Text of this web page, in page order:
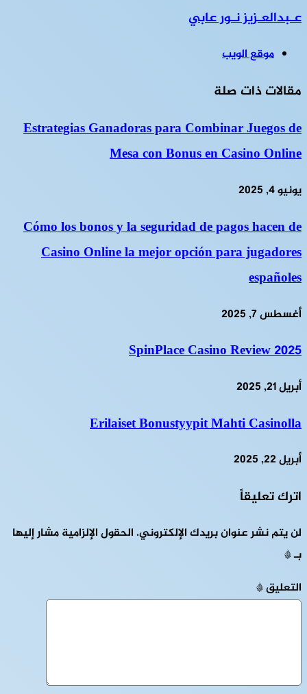
عـبدالعـزيز نـور عابي
موقع الويب
مقالات ذات صلة
Estrategias Ganadoras para Combinar Juegos de
Mesa con Bonus en Casino Online
يونيو 4, 2025
Cómo los bonos y la seguridad de pagos hacen de
Casino Online la mejor opción para jugadores
españoles
أغسطس 7, 2025
SpinPlace Casino Review 2025
أبريل 21, 2025
Erilaiset Bonustyypit Mahti Casinolla
أبريل 22, 2025
اترك تعليقاً
لن يتم نشر عنوان بريدك الإلكتروني. الحقول الإلزامية مشار إليها
بـ*
التعليق*